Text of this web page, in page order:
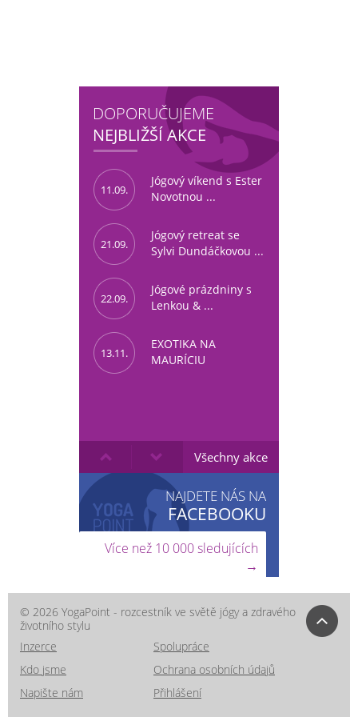
DOPORUČUJEME
NEJBLIŽŠÍ AKCE
11.09.
Jógový víkend s Ester
Novotnou ...
21.09.
Jógový retreat se
Sylvi Dundáčkovou ...
22.09.
Jógové prázdniny s
Lenkou & ...
13.11.
EXOTIKA NA
MAURÍCIU
Všechny akce
NAJDETE NÁS NA
FACEBOOKU
Více než 10 000 sledujících
→
© 2026 YogaPoint - rozcestník ve světě jógy a zdravého
životního stylu
Inzerce
Spolupráce
Kdo jsme
Ochrana osobních údajů
Napište nám
Přihlášení